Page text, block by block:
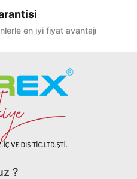
en iyi fiyat avantajı
?